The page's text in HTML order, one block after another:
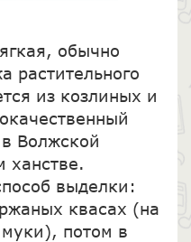
обычно
растительного
из козлиных и
Волжской
ханстве.
выделки:
квасах (на
потом в